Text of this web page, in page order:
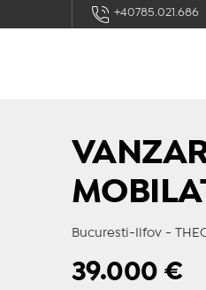
+40785.021.686
Bucuresti-Ilfov -
39.000€